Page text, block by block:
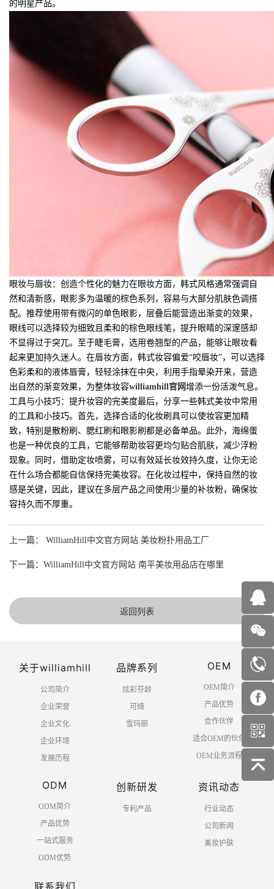
的明星产品。
眼妆与唇妆：创造个性化的魅力在眼妆方面，韩式风格通常强调自
然和清新感，眼影多为温暖的棕色系列，容易与大部分肌肤色调搭
配。推荐使用带有微闪的单色眼影，层叠后能营造出渐变的效果，
眼线可以选择较为细致且柔和的棕色眼线笔，提升眼睛的深邃感却
不显得过于突兀。至于睫毛膏，选用卷翘型的产品，能够让眼妆看
起来更加持久迷人。在唇妆方面，韩式妆容偏爱“咬唇妆”，可以选择
色彩柔和的液体唇膏，轻轻涂抹在中央，利用手指晕染开来，营造
出自然的渐变效果，为整体妆容williamhill官网增添一份活泼气息。
工具与小技巧：提升妆容的完美度最后，分享一些韩式美妆中常用
的工具和小技巧。首先，选择合适的化妆刷具可以使妆容更加精
致，特别是散粉刷、腮红刷和眼影刷都是必备单品。此外，海绵蛋
也是一种优良的工具，它能够帮助妆容更均匀贴合肌肤，减少浮粉
现象。同时，借助定妆喷雾，可以有效延长妆效持久度，让你无论
在什么场合都能自信保持完美妆容。在化妆过程中，保持自然的妆
感是关键，因此，建议在多层产品之间使用少量的补妆粉，确保妆
容持久而不厚重。
上一篇： WilliamHill中文官方网站 美妆粉扑用品工厂
下一篇：WilliamHill中文官方网站 南平美妆用品店在哪里
返回列表
关于williamhill
公司简介
企业荣誉
企业文化
企业环境
发展历程
品牌系列
炫彩芬龄
可绮
雪玛丽
OEM
OEM简介
产品优势
合作伙伴
适合OEM的伙伴
OEM业务流程
ODM
ODM简介
产品优势
一站式服务
ODM优势
创新研发
专利产品
资讯动态
行业动态
公司新闻
美妆护肤